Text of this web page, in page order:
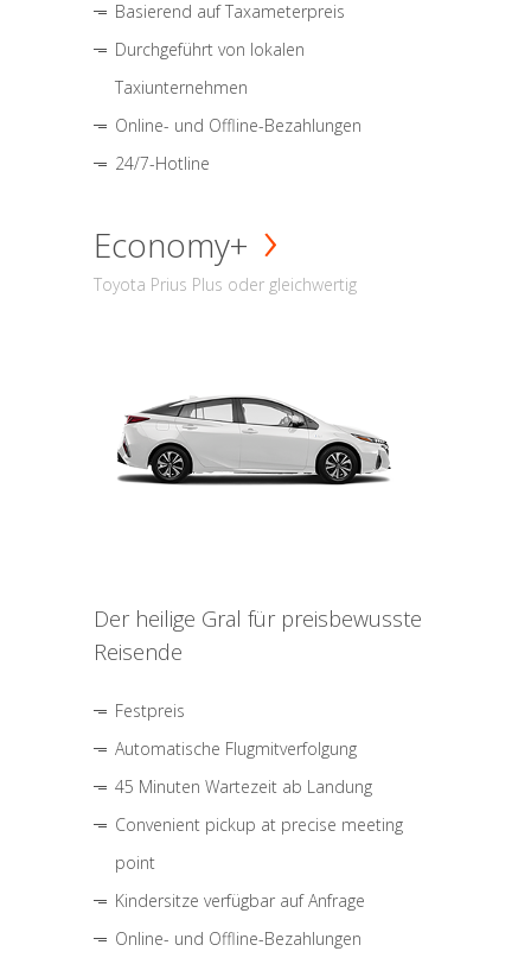
Basierend auf Taxameterpreis
Durchgeführt von lokalen
Taxiunternehmen
Online- und Offline-Bezahlungen
24/7-Hotline
Economy+
Toyota Prius Plus oder gleichwertig
Der heilige Gral für preisbewusste
Reisende
Festpreis
Automatische Flugmitverfolgung
45 Minuten Wartezeit ab Landung
Convenient pickup at precise meeting
point
Kindersitze verfügbar auf Anfrage
Online- und Offline-Bezahlungen